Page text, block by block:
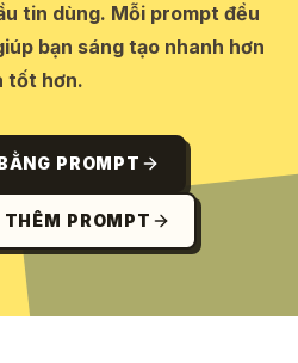
tin dùng. Mỗi prompt đều
bạn sáng tạo nhanh hơn
tốt hơn.
PROMPT
PROMPT